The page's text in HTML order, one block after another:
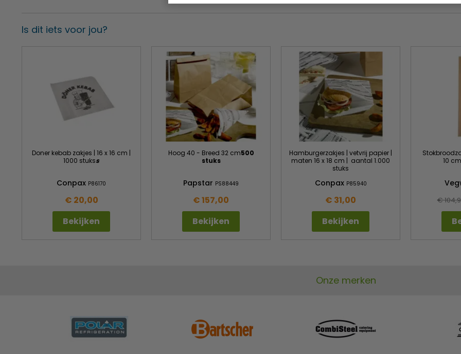
Is dit iets voor jou?
Doner kebab zakjes | 16 x 16 cm |
1000 stukss
Conpax P86170
€ 20,00
Bekijken
Hoog 40 - Breed 32 cm500
stuks
Papstar PS88449
€ 157,00
Bekijken
Hamburgerzakjes | vetvrij papier |
maten 16 x 18 cm | aantal 1.000
stuks
Conpax P85940
€ 31,00
Bekijken
10
€
Onze merken